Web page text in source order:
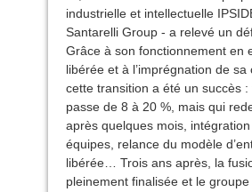
industrielle et intellectuelle
Santarelli Group - a relevé un
Grâce à son fonctionnement en
libérée et à l’imprégnation de sa
cette transition a été un succès
passe de 8 à 20 %, mais qui
après quelques mois,
équipes, relance du modèle
libérée… Trois ans après, la
pleinement finalisée et le